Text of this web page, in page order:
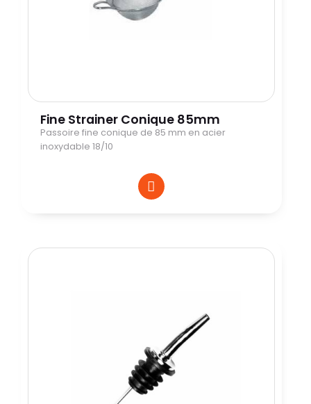
Fine Strainer Conique 85mm
Passoire fine conique de 85 mm en acier
inoxydable 18/10